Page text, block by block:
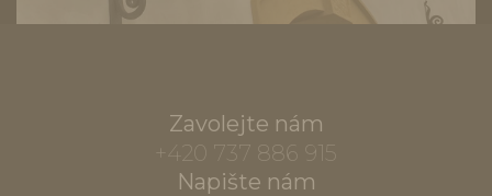
Zavolejte nám
+420 737 886 915
Napište nám